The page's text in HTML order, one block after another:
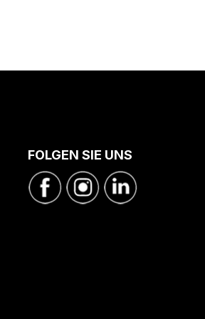
FOLGEN SIE UNS